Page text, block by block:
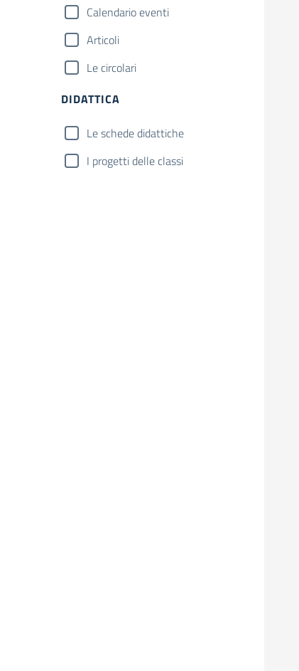
Calendario eventi
Articoli
Le circolari
DIDATTICA
Le schede didattiche
I progetti delle classi